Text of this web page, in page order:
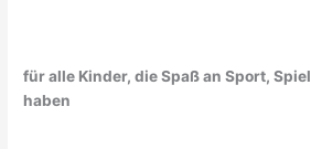
für alle Kinder, die Spaß an Sport,
haben